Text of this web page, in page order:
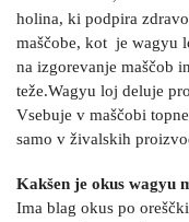
holina, ki podpira
maščobe, kot je wagyu
na izgorevanje maščob
teže.Wagyu loj deluje
Vsebuje v maščobi
samo v živalskih
Kakšen je okus wagyu
Ima blag okus po